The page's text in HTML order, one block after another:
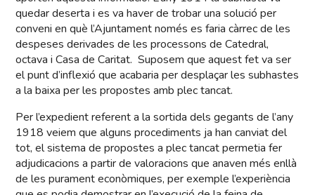
quedar deserta i es va haver de trobar una solució per
conveni en què l’Ajuntament només es faria càrrec de les
despeses derivades de les processons de Catedral,
octava i Casa de Caritat. Suposem que aquest fet va ser
el punt d’inflexió que acabaria per desplaçar les subhastes
a la baixa per les propostes amb plec tancat.
Per l’expedient referent a la sortida dels gegants de l’any
1918 veiem que alguns procediments ja han canviat del
tot, el sistema de propostes a plec tancat permetia fer
adjudicacions a partir de valoracions que anaven més enllà
de les purament econòmiques, per exemple l’experiència